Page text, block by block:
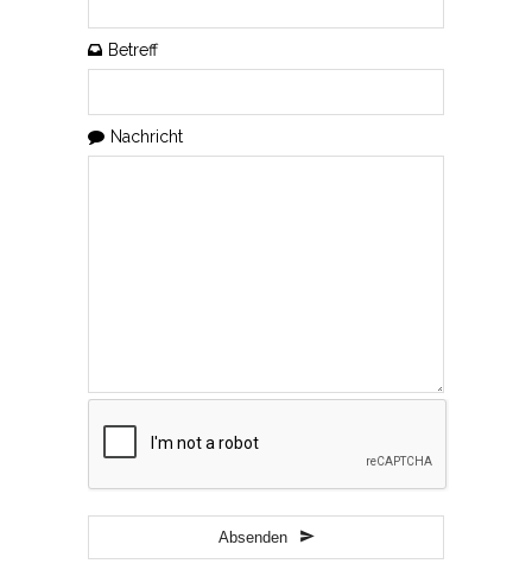
Betreff
Company
Nachricht
Absenden